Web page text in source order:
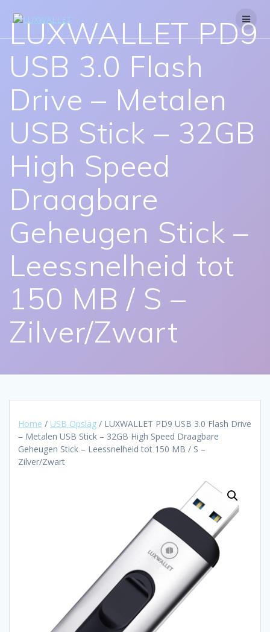
LUXWALLET PD9
USB 3.0 Flash
Drive – Metalen
USB Stick – 32GB
High Speed
Draagbare
Geheugen Stick –
Leessnelheid tot
150 MB / S –
Zilver/Zwart
Home / USB Opslag / LUXWALLET PD9 USB 3.0 Flash Drive
– Metalen USB Stick – 32GB High Speed Draagbare
Geheugen Stick – Leessnelheid tot 150 MB / S –
Zilver/Zwart